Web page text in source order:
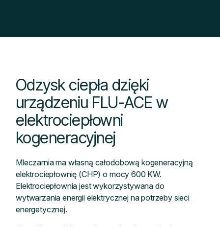
Odzysk ciepła dzięki
urządzeniu FLU-ACE w
elektrociepłowni
kogeneracyjnej
Mleczarnia ma własną całodobową kogeneracyjną
elektrociepłownię (CHP) o mocy 600 KW.
Elektrociepłownia jest wykorzystywana do
wytwarzania energii elektrycznej na potrzeby sieci
energetycznej.